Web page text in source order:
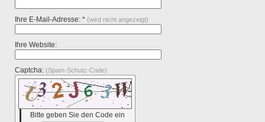
Ihre E-Mail-Adresse: * (wird nicht angezeigt)
Ihre Website:
Captcha: (Spam-Schutz-Code)
Bitte geben Sie den Code ein